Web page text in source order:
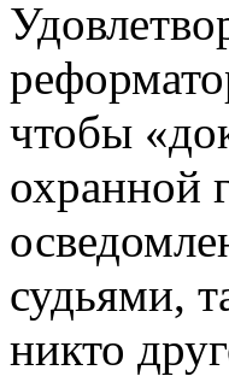
чтобы
охранной
судьями,
никто